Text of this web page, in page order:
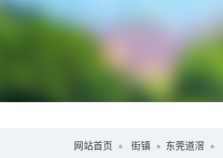
网站首页 街镇 东莞道滘